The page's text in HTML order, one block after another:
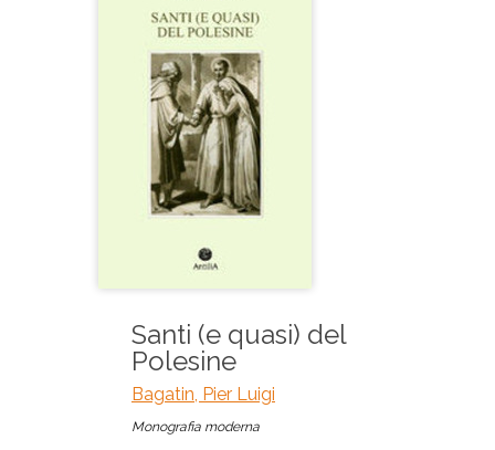
Santi (e quasi) del
Polesine
Bagatin, Pier Luigi
Monografia moderna